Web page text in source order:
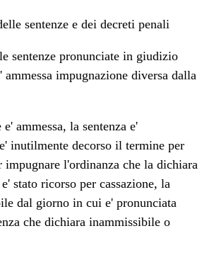
sentenze e dei decreti penali
sentenze pronunciate in giudizio
impugnazione diversa dalla
ammessa, la sentenza e'
inutilmente decorso il termine per
l'ordinanza che la dichiara
stato ricorso per cassazione, la
dal giorno in cui e' pronunciata
che dichiara inammissibile o